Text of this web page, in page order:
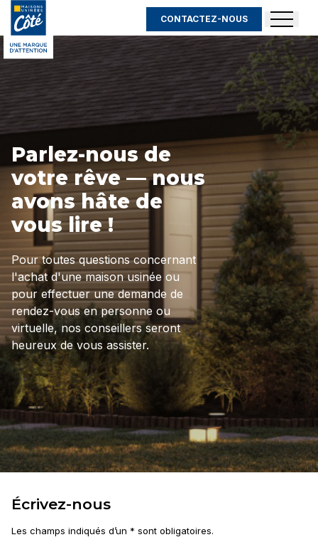
CONTACTEZ-NOUS
Parlez-nous de
votre rêve — nous
avons hâte de
vous lire !
Pour toutes questions concernant
l'achat d'une maison usinée ou
pour effectuer une demande de
rendez-vous en personne ou
virtuelle, nos conseillers seront
heureux de vous assister.
Écrivez-nous
Les champs indiqués d’un * sont obligatoires.